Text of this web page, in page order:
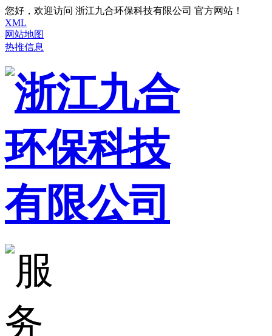
您好，欢迎访问 浙江九合环保科技有限公司 官方网站！
XML
网站地图
热推信息